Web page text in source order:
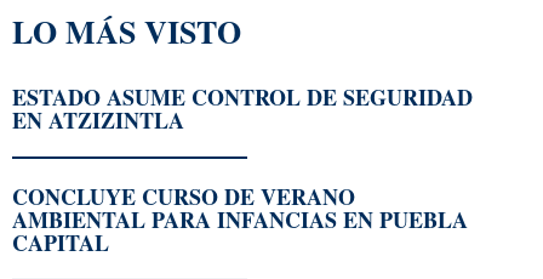
LO MÁS VISTO
ESTADO ASUME CONTROL DE SEGURIDAD
EN ATZIZINTLA
CONCLUYE CURSO DE VERANO
AMBIENTAL PARA INFANCIAS EN PUEBLA
CAPITAL